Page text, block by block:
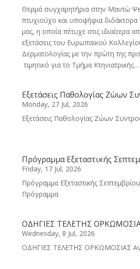
Θερμά συγχαρητήρια στην Μαντώ
πτυχιούχο και υποψήφια
μας, η οποία πέτυχε στις ιδιαίτερα
εξετάσεις του Ευρωπαϊκού
Δερματολογίας με την πρώτη της
τιμητικό για το Τμήμα Κτηνιατρικής...
Εξετάσεις Παθολογίας Ζώων
Monday, 27 Jul, 2026
Εξετάσεις Παθολογίας Ζώων
Πρόγραμμα Εξεταστικής
Friday, 17 Jul, 2026
Πρόγραμμα Εξεταστικής
Πρόγραμμα
ΟΔΗΓΙΕΣ ΤΕΛΕΤΗΣ
Wednesday, 8 Jul, 2026
ΟΔΗΓΙΕΣ ΤΕΛΕΤΗΣ ΟΡΚΩΜΟΣΙΑΣ